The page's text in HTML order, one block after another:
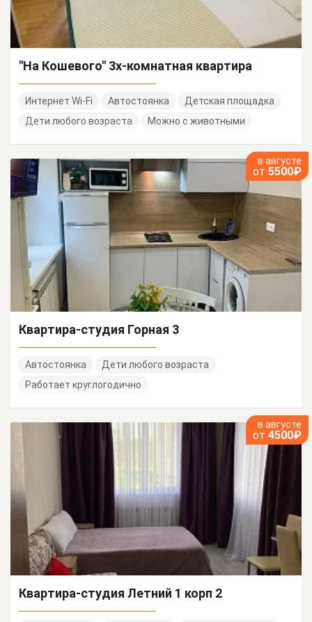
"На Кошевого" 3х-комнатная квартира
Интернет Wi-Fi Автостоянка
Детская площадка
Дети любого возраста
Можно с животными
в августе
от 5500₽
Квартира-студия Горная 3
Автостоянка
Дети любого возраста
Работает круглогодично
в августе
от 4500₽
Квартира-студия Летний 1 корп 2